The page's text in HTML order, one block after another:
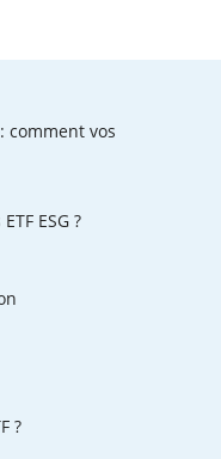
comment vos
ESG ?
?